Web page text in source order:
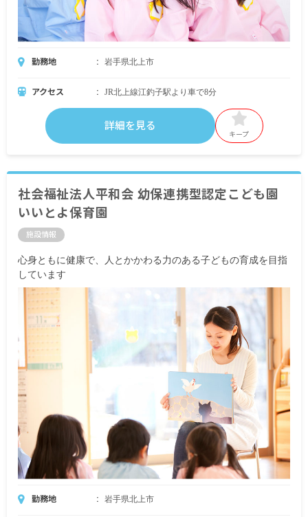
勤務地 岩手県北上市
アクセス JR北上線江釣子駅より車で8分
詳細を見る
キープ
社会福祉法人平和会 幼保連携型認定こども園
いいとよ保育園
施設情報
心身ともに健康で、人とかかわる力のある子どもの育成を目指
しています
勤務地 岩手県北上市